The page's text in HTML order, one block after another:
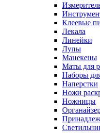
Клеевые
Лекала
Линейки
Лупы
Манекены
Маты для
Наборы
Наперстки
Ножи
Ножницы